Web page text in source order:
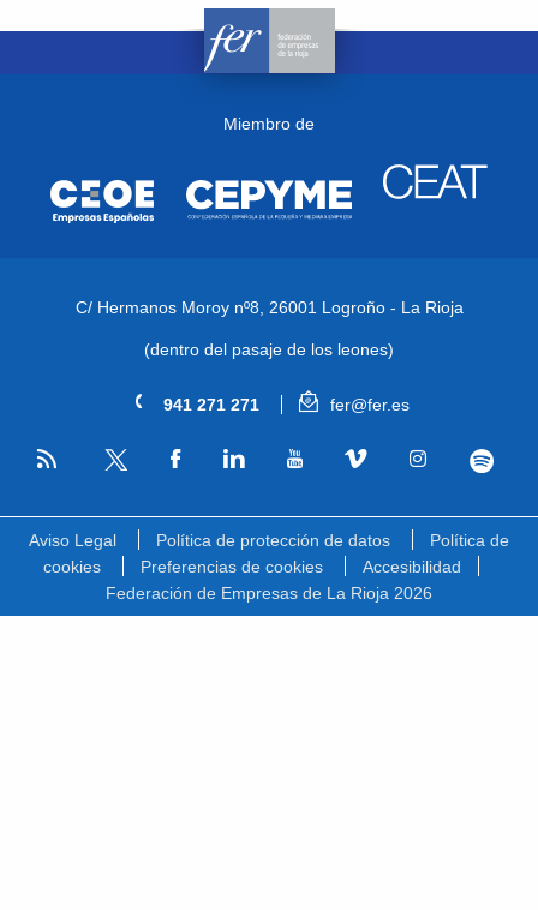
Miembro de
C/ Hermanos Moroy nº8, 26001 Logroño - La Rioja
(dentro del pasaje de los leones)
941 271 271 fer@fer.es
RSS
Aviso Legal Política de protección de datos
Política de
cookies
Preferencias de cookies
Accesibilidad
Federación de Empresas de La Rioja 2026